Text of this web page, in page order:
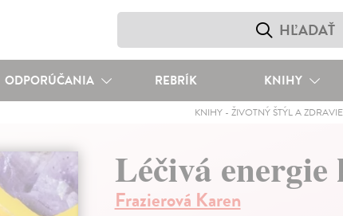
ODPORÚČANIA REBRÍK KNIHY
KNIHY- ŽIVOTNÝ ŠTÝL A ZDRAVIE
Léčivá
Frazierová Karen